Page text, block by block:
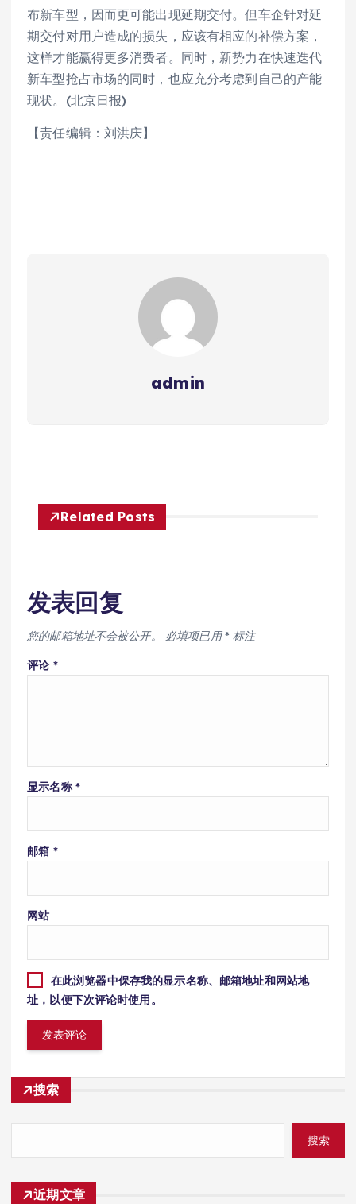
布新车型，因而更可能出现延期交付。但车企针对延
期交付对用户造成的损失，应该有相应的补偿方案，
这样才能赢得更多消费者。同时，新势力在快速迭代
新车型抢占市场的同时，也应充分考虑到自己的产能
现状。(北京日报)
【责任编辑：刘洪庆】
admin
Related Posts
发表回复
您的邮箱地址不会被公开。 必填项已用* 标注
评论 *
显示名称 *
邮箱 *
网站
在此浏览器中保存我的显示名称、邮箱地址和网站地
址，以便下次评论时使用。
搜索
搜索
近期文章